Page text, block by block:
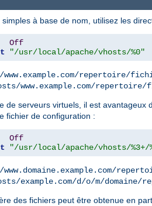
à base de nom, utilisez les
Off
"/usr/local/apache/vhosts/%0"
repertoire/
www.example.com/
de serveurs virtuels, il est
fichier de configuration :
Off
"/usr/local/apache/vhosts/%3+/
example.com/d/o/m/
des fichiers peut être obtenue en